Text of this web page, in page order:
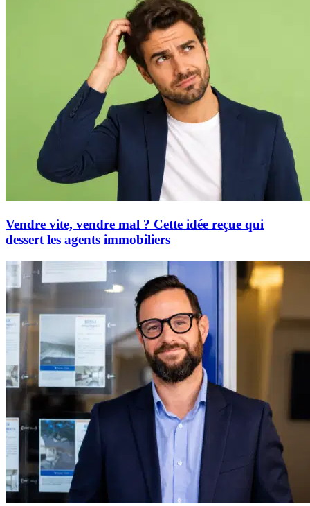
Vendre vite, vendre mal ? Cette idée reçue qui
dessert les agents immobiliers